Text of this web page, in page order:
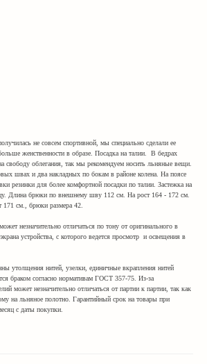
не совсем спортивной, мы специально сделали ее
женственности в образе. Посадка на талии. В бедрах
свободу облегания, так мы рекомендуем носить льняные вещи.
швах и два накладных по бокам в районе колена. На поясе
резинки для более комфортной посадки по талии. Застежка на
Длина брюки по внешнему шву 112 см. На рост 164 - 172 см.
см., брюки размера 42.
незначительно отличаться по тону от оригинального в
устройства, с которого ведется просмотр и освещения в
утолщения нитей, узелки, единичные вкрапления нитей
браком согласно нормативам ГОСТ 357-75. Из-за
может незначительно отличаться от партии к партии, так как
на льняное полотно. Гарантийный срок на товары при
с даты покупки.